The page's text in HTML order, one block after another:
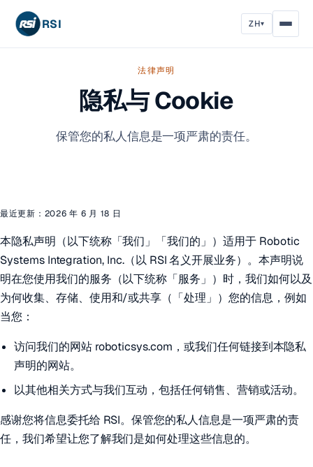
RSI ZH▾
法律声明
隐私与 Cookie
保管您的私人信息是一项严肃的责任。
最近更新：2026 年 6 月 18 日
本隐私声明（以下统称「我们」「我们的」）适用于 Robotic
Systems Integration, Inc.（以 RSI 名义开展业务）。本声明说
明在您使用我们的服务（以下统称「服务」）时，我们如何以及
为何收集、存储、使用和/或共享（「处理」）您的信息，例如
当您：
访问我们的网站 roboticsys.com，或我们任何链接到本隐私
声明的网站。
以其他相关方式与我们互动，包括任何销售、营销或活动。
感谢您将信息委托给 RSI。保管您的私人信息是一项严肃的责
任，我们希望让您了解我们是如何处理这些信息的。